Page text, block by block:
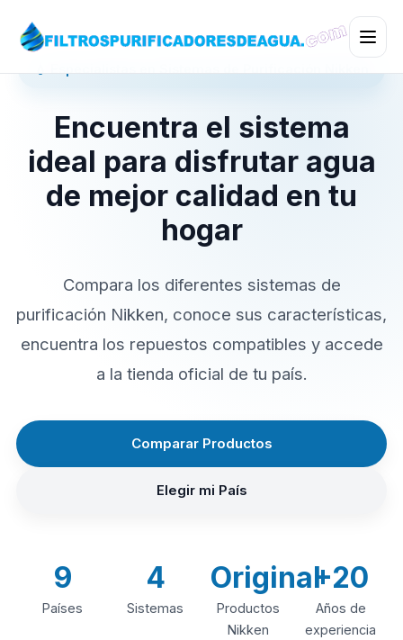
Encuentra el sistema
ideal para disfrutar agua
de mejor calidad en tu
hogar
Compara los diferentes sistemas de
purificación Nikken, conoce sus características,
encuentra los repuestos compatibles y accede
a la tienda oficial de tu país.
Comparar Productos
Elegir mi País
9
Países
4
Sistemas
Original
Productos
Nikken
+20
Años de
experiencia